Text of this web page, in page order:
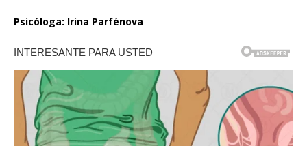
Psicóloga: Irina Parfénova